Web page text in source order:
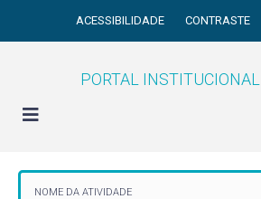
ACESSIBILIDADE CONTRASTE
PORTAL INSTITUCIONAL
NOME DA ATIVIDADE